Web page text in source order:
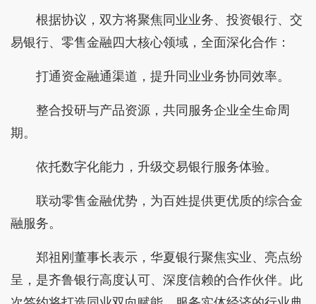
根据协议，双方将聚焦同业业务、投资银行、交
易银行、零售金融四大核心领域，全面深化合作：
打通资金融通渠道，提升同业业务协同效率。
整合投研与产品资源，共同服务企业全生命周
期。
依托数字化能力，升级交易银行服务体验。
联动零售金融优势，为百姓提供更优质的综合金
融服务。
郑祖刚董事长表示，华夏银行聚焦实业、亮点纷
呈，是齐鲁银行高度认可、深度信赖的合作伙伴。此